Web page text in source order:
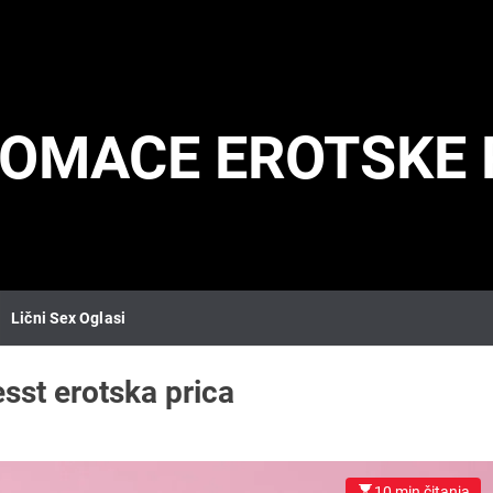
EROTSKE
Lični Sex Oglasi
erotska prica